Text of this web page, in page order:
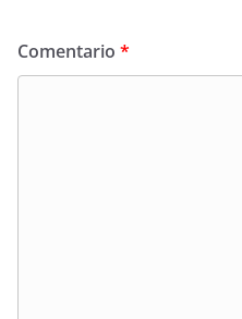
Comentario *